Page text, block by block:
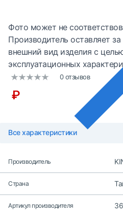
Фото может не
Производитель оставляет
внешний вид изделия с
эксплуатационных
0 отзывов
₽
Все характеристики
Производитель
Страна
Артикул производителя